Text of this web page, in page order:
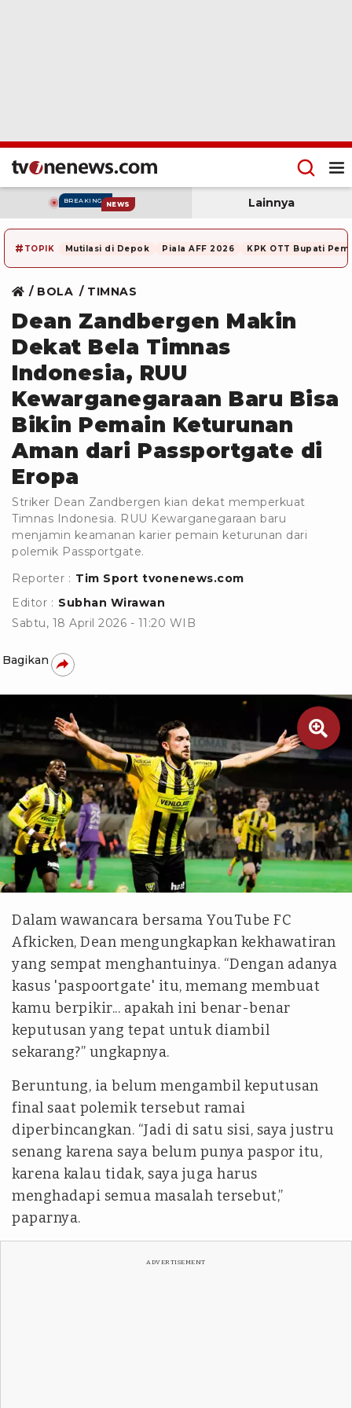
BREAKING NEWS Lainnya
# TOPIK Mutilasi di Depok Piala AFF 2026 KPK OTT Bupati
BOLA TIMNAS
Dean Zandbergen Makin
Dekat Bela Timnas
Indonesia, RUU
Kewarganegaraan Baru Bisa
Bikin Pemain Keturunan
Aman dari Passportgate di
Eropa
Striker Dean Zandbergen kian dekat memperkuat
Timnas Indonesia. RUU Kewarganegaraan baru
menjamin keamanan karier pemain keturunan dari
polemik Passportgate.
Reporter : Tim Sport tvonenews.com
Editor : Subhan Wirawan
Sabtu, 18 April 2026 - 11:20 WIB
Bagikan

vvv-venlo.nl
Dalam wawancara bersama YouTube FC
Afkicken, Dean mengungkapkan kekhawatiran
yang sempat menghantuinya. “Dengan adanya
kasus 'paspoortgate' itu, memang membuat
kamu berpikir... apakah ini benar-benar
keputusan yang tepat untuk diambil
sekarang?” ungkapnya.
Beruntung, ia belum mengambil keputusan
final saat polemik tersebut ramai
diperbincangkan. “Jadi di satu sisi, saya justru
senang karena saya belum punya paspor itu,
karena kalau tidak, saya juga harus
menghadapi semua masalah tersebut,”
paparnya.
ADVERTISEMENT